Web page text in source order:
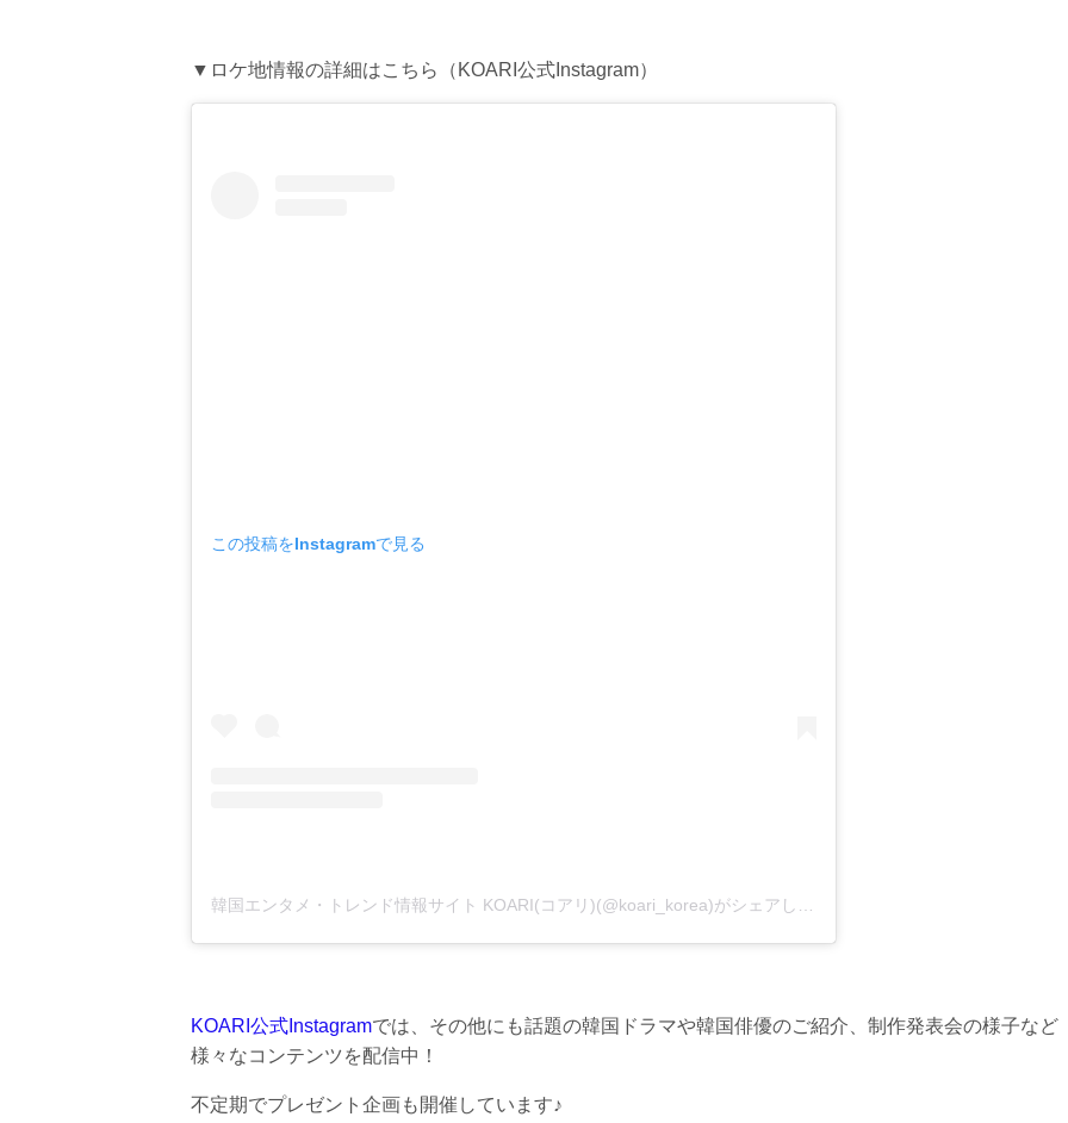
▼ロケ地情報の詳細はこちら（KOARI公式Instagram）
この投稿をInstagramで見る
KOARI公式Instagramでは、その他にも話題の韓国ドラマや韓国俳優のご紹介、制作発表会の様子など
様々なコンテンツを配信中！
不定期でプレゼント企画も開催しています♪